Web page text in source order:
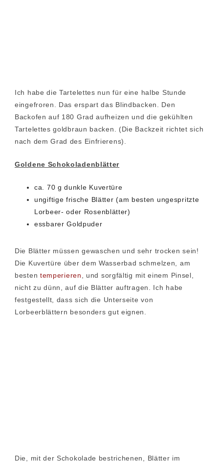
Ich habe die Tartelettes nun für eine halbe Stunde
eingefroren. Das erspart das Blindbacken. Den
Backofen auf 180 Grad aufheizen und die gekühlten
Tartelettes goldbraun backen. (Die Backzeit richtet sich
nach dem Grad des Einfrierens).
Goldene Schokoladenblätter
ca. 70 g dunkle Kuvertüre
ungiftige frische Blätter (am besten ungespritzte
Lorbeer- oder Rosenblätter)
essbarer Goldpuder
Die Blätter müssen gewaschen und sehr trocken sein!
Die Kuvertüre über dem Wasserbad schmelzen, am
besten temperieren
, und sorgfältig mit einem Pinsel,
nicht zu dünn, auf die Blätter auftragen. Ich habe
festgestellt, dass sich die Unterseite von
Lorbeerblättern besonders gut eignen.
Die, mit der Schokolade bestrichenen, Blätter im